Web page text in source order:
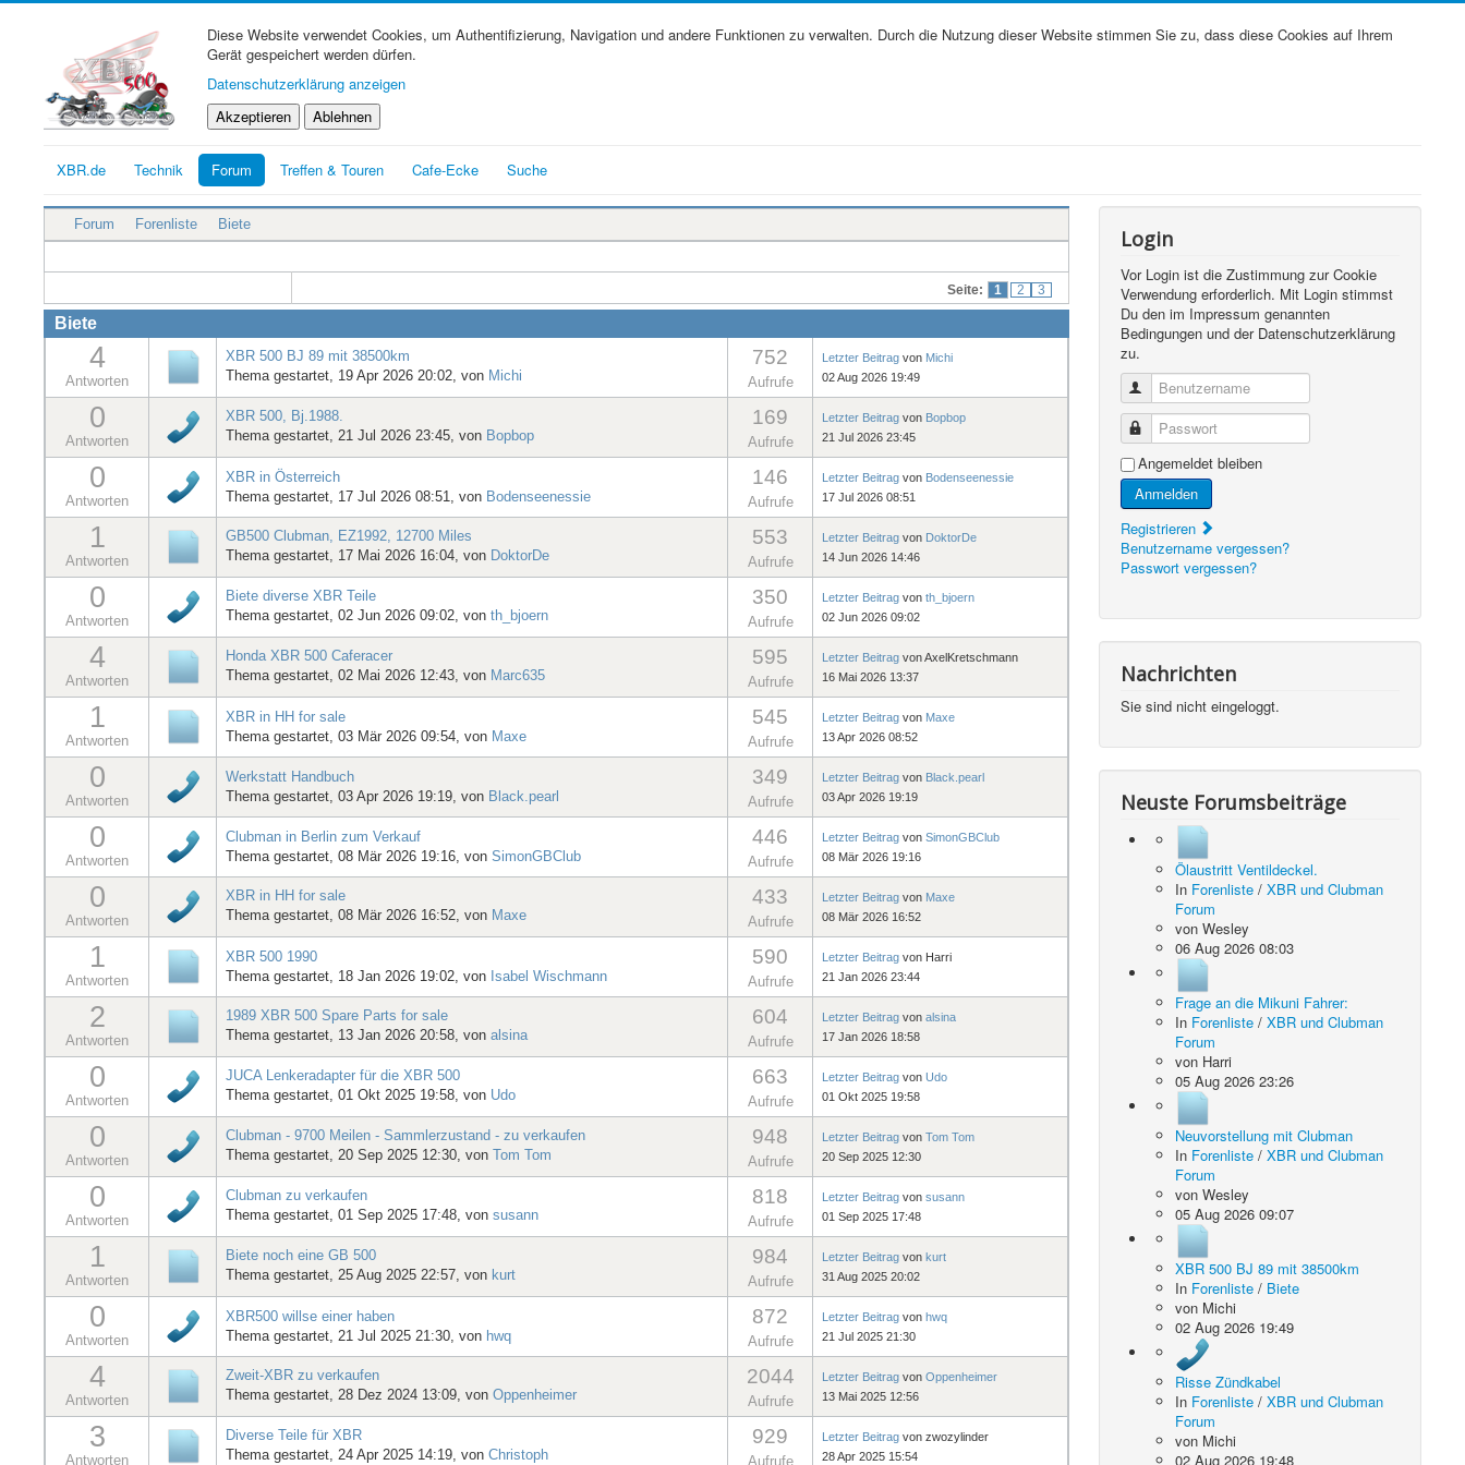
Diese Website verwendet Cookies, um Authentifizierung, Navigation und andere Funktionen zu verwalten. Durch die Nutzung dieser Website stimmen Sie zu, dass diese Cookies auf Ihrem
Gerät gespeichert werden dürfen.
Datenschutzerklärung anzeigen
Akzeptieren
Ablehnen
XBR.de Technik Forum Treffen & Touren Cafe-Ecke Suche
Forum Forenliste Biete
Seite: 1 2 3
Biete
4
Antworten
XBR 500 BJ 89 mit 38500km
Thema gestartet, 19 Apr 2026 20:02, von Michi
752
Aufrufe
Letzter Beitrag von Michi
02 Aug 2026 19:49
0
Antworten
XBR 500, Bj.1988.
Thema gestartet, 21 Jul 2026 23:45, von Bopbop
169
Aufrufe
Letzter Beitrag von Bopbop
21 Jul 2026 23:45
0
Antworten
XBR in Österreich
Thema gestartet, 17 Jul 2026 08:51, von Bodenseenessie
146
Aufrufe
Letzter Beitrag von Bodenseenessie
17 Jul 2026 08:51
1
Antworten
GB500 Clubman, EZ1992, 12700 Miles
Thema gestartet, 17 Mai 2026 16:04, von DoktorDe
553
Aufrufe
Letzter Beitrag von DoktorDe
14 Jun 2026 14:46
0
Antworten
Biete diverse XBR Teile
Thema gestartet, 02 Jun 2026 09:02, von th_bjoern
350
Aufrufe
Letzter Beitrag von th_bjoern
02 Jun 2026 09:02
4
Antworten
Honda XBR 500 Caferacer
Thema gestartet, 02 Mai 2026 12:43, von Marc635
595
Aufrufe
Letzter Beitrag vonAxelKretschmann
16 Mai 2026 13:37
1
Antworten
XBR in HH for sale
Thema gestartet, 03 Mär 2026 09:54, von Maxe
545
Aufrufe
Letzter Beitrag von Maxe
13 Apr 2026 08:52
0
Antworten
Werkstatt Handbuch
Thema gestartet, 03 Apr 2026 19:19, von Black.pearl
349
Aufrufe
Letzter Beitrag von Black.pearl
03 Apr 2026 19:19
0
Antworten
Clubman in Berlin zum Verkauf
Thema gestartet, 08 Mär 2026 19:16, von SimonGBClub
446
Aufrufe
Letzter Beitrag von SimonGBClub
08 Mär 2026 19:16
0
Antworten
XBR in HH for sale
Thema gestartet, 08 Mär 2026 16:52, von Maxe
433
Aufrufe
Letzter Beitrag von Maxe
08 Mär 2026 16:52
1
Antworten
XBR 500 1990
Thema gestartet, 18 Jan 2026 19:02, von Isabel Wischmann
590
Aufrufe
Letzter Beitrag von Harri
21 Jan 2026 23:44
2
Antworten
1989 XBR 500 Spare Parts for sale
Thema gestartet, 13 Jan 2026 20:58, von alsina
604
Aufrufe
Letzter Beitrag von alsina
17 Jan 2026 18:58
0
Antworten
JUCA Lenkeradapter für die XBR 500
Thema gestartet, 01 Okt 2025 19:58, von Udo
663
Aufrufe
Letzter Beitrag von Udo
01 Okt 2025 19:58
0
Antworten
Clubman - 9700 Meilen - Sammlerzustand - zu verkaufen
Thema gestartet, 20 Sep 2025 12:30, von Tom Tom
948
Aufrufe
Letzter Beitrag von Tom Tom
20 Sep 2025 12:30
0
Antworten
Clubman zu verkaufen
Thema gestartet, 01 Sep 2025 17:48, von susann
818
Aufrufe
Letzter Beitrag von susann
01 Sep 2025 17:48
1
Antworten
Biete noch eine GB 500
Thema gestartet, 25 Aug 2025 22:57, von kurt
984
Aufrufe
Letzter Beitrag von kurt
31 Aug 2025 20:02
0
Antworten
XBR500 willse einer haben
Thema gestartet, 21 Jul 2025 21:30, von hwq
872
Aufrufe
Letzter Beitrag von hwq
21 Jul 2025 21:30
4
Antworten
Zweit-XBR zu verkaufen
Thema gestartet, 28 Dez 2024 13:09, von Oppenheimer
2044
Aufrufe
Letzter Beitrag von Oppenheimer
13 Mai 2025 12:56
3
Antworten
Diverse Teile für XBR
Thema gestartet, 24 Apr 2025 14:19, von Christoph
929
Aufrufe
Letzter Beitrag von zwozylinder
28 Apr 2025 15:54
Login
Vor Login ist die Zustimmung zur Cookie
Verwendung erforderlich. Mit Login stimmst
Du den im Impressum genannten
Bedingungen und der Datenschutzerklärung
zu.
Benutzername
Passwort
Angemeldet bleiben
Anmelden
Registrieren
Benutzername vergessen?
Passwort vergessen?
Nachrichten
Sie sind nicht eingeloggt.
Neuste Forumsbeiträge
Ölaustritt Ventildeckel.
In Forenliste /XBR und Clubman
Forum
vonWesley
06 Aug 2026 08:03
Frage an die Mikuni Fahrer:
In Forenliste /XBR und Clubman
Forum
von Harri
05 Aug 2026 23:26
Neuvorstellung mit Clubman
In Forenliste /XBR und Clubman
Forum
vonWesley
05 Aug 2026 09:07
XBR 500 BJ 89 mit 38500km
In Forenliste / Biete
von Michi
02 Aug 2026 19:49
Risse Zündkabel
In Forenliste /XBR und Clubman
Forum
von Michi
02 Aug 2026 19:48